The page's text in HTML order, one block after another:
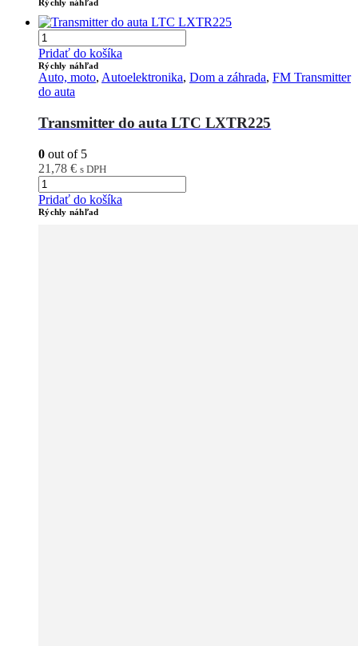
Rýchly náhľad
Pridať do košíka
Rýchly náhľad
Auto, moto, Autoelektronika, Dom a záhrada, FM Transmitter
do auta
Transmitter do auta LTC LXTR225
0 out of 5
21,78 € s DPH
Pridať do košíka
Rýchly náhľad